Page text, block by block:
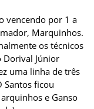
vencendo por 1 a
Marquinhos.
os técnicos
Dorival Júnior
uma linha de três
Santos ficou
e Ganso